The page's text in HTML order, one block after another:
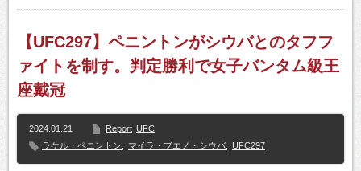
【UFC297】ペニントンがシウバとのタフフ
ァイトを制す。判定勝利で女子バンタム級王
座戴冠
2024.01.21 Report UFC
ラケル・ペニントン
マイラ・ブエノ・シウバ UFC297